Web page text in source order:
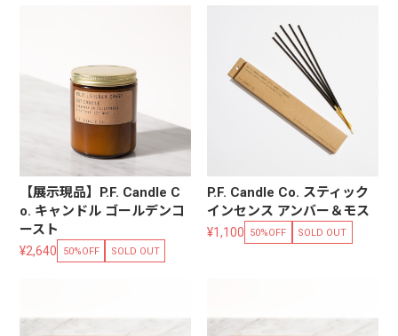
【展示現品】P.F. Candle C
o. キャンドル ゴールデンコ
ースト
¥2,640 50%OFF SOLD OUT
P.F. Candle Co. スティック
インセンス アンバー＆モス
¥1,100 50%OFF SOLD OUT